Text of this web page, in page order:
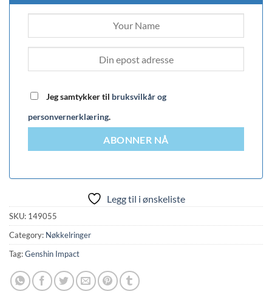
Jeg samtykker til bruksvilkår og
personvernerklæring.
ABONNER NÅ
Legg til i ønskeliste
SKU: 149055
Category: Nøkkelringer
Tag:Genshin Impact